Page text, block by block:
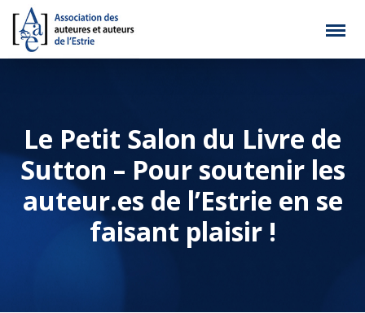
Le Petit Salon du Livre de
Sutton – Pour soutenir les
auteur.es de l’Estrie en se
faisant plaisir !